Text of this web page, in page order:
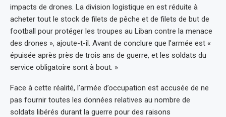
impacts de drones. La division logistique en est réduite à
acheter tout le stock de filets de pêche et de filets de but de
football pour protéger les troupes au Liban contre la menace
des drones », ajoute-t-il. Avant de conclure que l’armée est «
épuisée après près de trois ans de guerre, et les soldats du
service obligatoire sont à bout. »
Face à cette réalité, l’armée d’occupation est accusée de ne
pas fournir toutes les données relatives au nombre de
soldats libérés durant la guerre pour des raisons